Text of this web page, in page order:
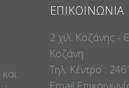
ΕΠΙΚΟΙΝΩΝΊΑ
2 χιλ. Κοζάνης -
Κοζάνη
Τηλ. Κέντρο :